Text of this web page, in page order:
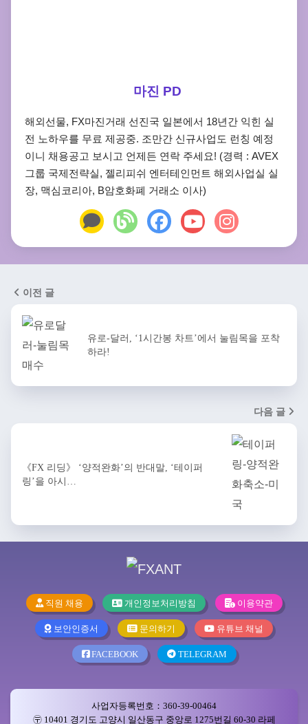
마진 PD
해외선물, FX마진거래 선진국 일본에서 18년간 익힌 실
전 노하우를 무료 제공중. 조만간 신규사업도 런칭 예정
이니 채용공고 보시고 언제든 연락 주세요! (경력 : AVEX
그룹 국제전략실, 젤리피쉬 엔터테인먼트 해외사업실 실
장, 맥심코리아, B암호화폐 거래소 이사)
이전 글
유로-달러, ‘1시간봉 차트’에서 눌림목을 포착
하라!
다음 글
《FX 리딩》 ‘양적완화’의 반대말, ‘테이퍼
링’을 아시…
직원 채용 개인정보처리방침 이용약관
보안인증서 문의하기 유튜브 채널
FACEBOOK TELEGRAM
사업자등록번호：360-39-00464
〶 10401 경기도 고양시 일산동구 중앙로 1275번길 60-30 라페